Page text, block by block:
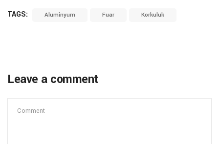
TAGS: Aluminyum Fuar Korkuluk
Leave a comment